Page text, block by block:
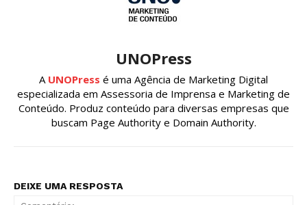
UNOPress
A UNOPress é uma Agência de Marketing Digital
especializada em Assessoria de Imprensa e Marketing de
Conteúdo. Produz conteúdo para diversas empresas que
buscam Page Authority e Domain Authority.
DEIXE UMA RESPOSTA